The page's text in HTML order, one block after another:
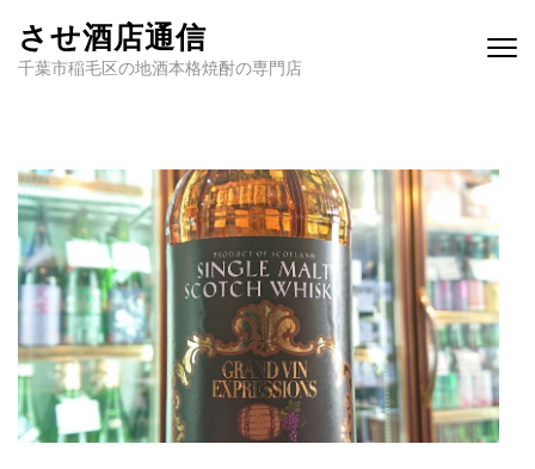
させ酒店通信
千葉市稲毛区の地酒本格焼酎の専門店